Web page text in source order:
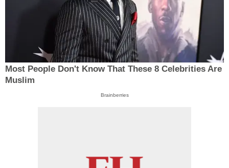
Most People Don't Know That These 8 Celebrities Are
Muslim
Brainberries